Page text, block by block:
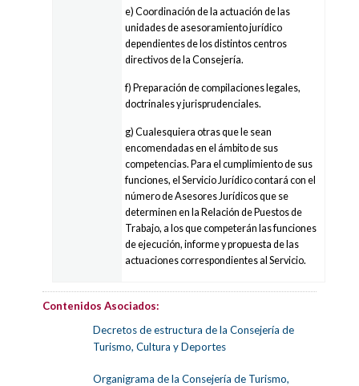
e) Coordinación de la actuación de las
unidades de asesoramiento jurídico
dependientes de los distintos centros
directivos de la Consejería.
f) Preparación de compilaciones legales,
doctrinales y jurisprudenciales.
g) Cualesquiera otras que le sean
encomendadas en el ámbito de sus
competencias. Para el cumplimiento de sus
funciones, el Servicio Jurídico contará con el
número de Asesores Jurídicos que se
determinen en la Relación de Puestos de
Trabajo, a los que competerán las funciones
de ejecución, informe y propuesta de las
actuaciones correspondientes al Servicio.
Contenidos Asociados:
Decretos de estructura de la Consejería de
Turismo, Cultura y Deportes
Organigrama de la Consejería de Turismo,